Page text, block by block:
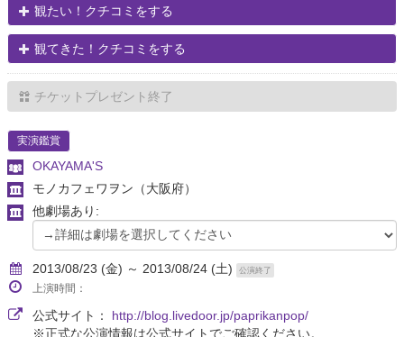
観たい！クチコミをする
観てきた！クチコミをする
チケットプレゼント終了
実演鑑賞
OKAYAMA'S
モノカフェワヲン （大阪府）
他劇場あり:
2013/08/23 (金) ～ 2013/08/24 (土) 公演終了
上演時間：
公式サイト： http://blog.livedoor.jp/paprikanpop/
※正式な公演情報は公式サイトでご確認ください。